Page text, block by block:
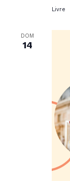
Livre
DOM
14